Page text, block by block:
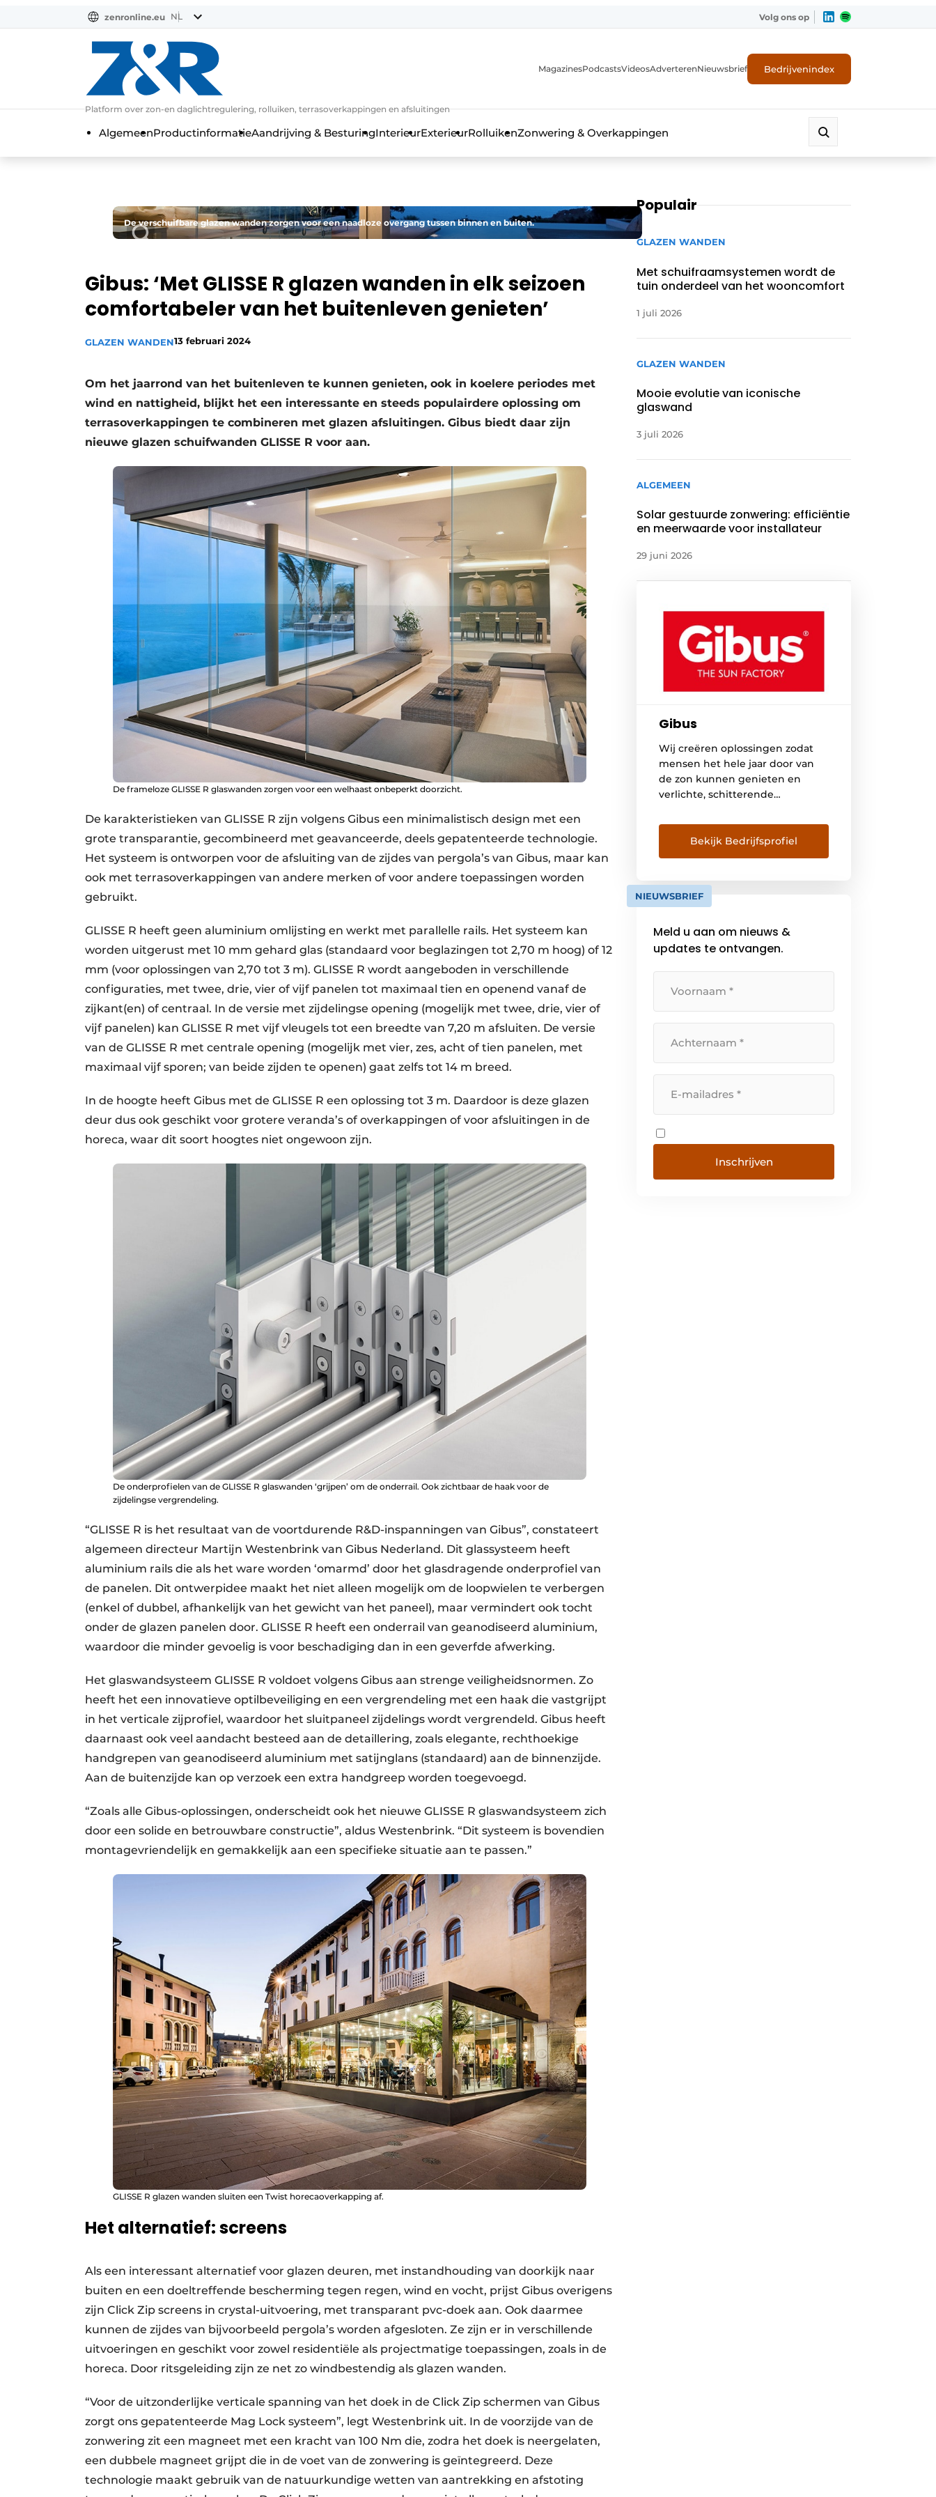
zenronline.eu NL Volg ons op
Platform over zon-en daglichtregulering, rolluiken, terrasoverkappingen en afsluitingen
MagazinesPodcastsVideosAdverterenNieuwsbrief Bedrijvenindex
AlgemeenProductinformatieAandrijving & BesturingInterieurExterieurRolluikenZonwering & Overkappingen
De verschuifbare glazen wanden zorgen voor een naadloze overgang tussen binnen en buiten.
Gibus: ‘Met GLISSE R glazen wanden in elk seizoen
comfortabeler van het buitenleven genieten’
GLAZEN WANDEN13 februari 2024
Om het jaarrond van het buitenleven te kunnen genieten, ook in koelere periodes met
wind en nattigheid, blijkt het een interessante en steeds populairdere oplossing om
terrasoverkappingen te combineren met glazen afsluitingen. Gibus biedt daar zijn
nieuwe glazen schuifwanden GLISSE R voor aan.
De frameloze GLISSE R glaswanden zorgen voor een welhaast onbeperkt doorzicht.
De karakteristieken van GLISSE R zijn volgens Gibus een minimalistisch design met een
grote transparantie, gecombineerd met geavanceerde, deels gepatenteerde technologie.
Het systeem is ontworpen voor de afsluiting van de zijdes van pergola’s van Gibus, maar kan
ook met terrasoverkappingen van andere merken of voor andere toepassingen worden
gebruikt.
GLISSE R heeft geen aluminium omlijsting en werkt met parallelle rails. Het systeem kan
worden uitgerust met 10 mm gehard glas (standaard voor beglazingen tot 2,70 m hoog) of 12
mm (voor oplossingen van 2,70 tot 3 m). GLISSE R wordt aangeboden in verschillende
configuraties, met twee, drie, vier of vijf panelen tot maximaal tien en openend vanaf de
zijkant(en) of centraal. In de versie met zijdelingse opening (mogelijk met twee, drie, vier of
vijf panelen) kan GLISSE R met vijf vleugels tot een breedte van 7,20 m afsluiten. De versie
van de GLISSE R met centrale opening (mogelijk met vier, zes, acht of tien panelen, met
maximaal vijf sporen; van beide zijden te openen) gaat zelfs tot 14 m breed.
In de hoogte heeft Gibus met de GLISSE R een oplossing tot 3 m. Daardoor is deze glazen
deur dus ook geschikt voor grotere veranda’s of overkappingen of voor afsluitingen in de
horeca, waar dit soort hoogtes niet ongewoon zijn.
De onderprofielen van de GLISSE R glaswanden ‘grijpen’ om de onderrail. Ook zichtbaar de haak voor de
zijdelingse vergrendeling.
“GLISSE R is het resultaat van de voortdurende R&D-inspanningen van Gibus”, constateert
algemeen directeur Martijn Westenbrink van Gibus Nederland. Dit glassysteem heeft
aluminium rails die als het ware worden ‘omarmd’ door het glasdragende onderprofiel van
de panelen. Dit ontwerpidee maakt het niet alleen mogelijk om de loopwielen te verbergen
(enkel of dubbel, afhankelijk van het gewicht van het paneel), maar vermindert ook tocht
onder de glazen panelen door. GLISSE R heeft een onderrail van geanodiseerd aluminium,
waardoor die minder gevoelig is voor beschadiging dan in een geverfde afwerking.
Het glaswandsysteem GLISSE R voldoet volgens Gibus aan strenge veiligheidsnormen. Zo
heeft het een innovatieve optilbeveiliging en een vergrendeling met een haak die vastgrijpt
in het verticale zijprofiel, waardoor het sluitpaneel zijdelings wordt vergrendeld. Gibus heeft
daarnaast ook veel aandacht besteed aan de detaillering, zoals elegante, rechthoekige
handgrepen van geanodiseerd aluminium met satijnglans (standaard) aan de binnenzijde.
Aan de buitenzijde kan op verzoek een extra handgreep worden toegevoegd.
“Zoals alle Gibus-oplossingen, onderscheidt ook het nieuwe GLISSE R glaswandsysteem zich
door een solide en betrouwbare constructie”, aldus Westenbrink. “Dit systeem is bovendien
montagevriendelijk en gemakkelijk aan een specifieke situatie aan te passen.”
GLISSE R glazen wanden sluiten een Twist horecaoverkapping af.
Het alternatief: screens
Als een interessant alternatief voor glazen deuren, met instandhouding van doorkijk naar
buiten en een doeltreffende bescherming tegen regen, wind en vocht, prijst Gibus overigens
zijn Click Zip screens in crystal-uitvoering, met transparant pvc-doek aan. Ook daarmee
kunnen de zijdes van bijvoorbeeld pergola’s worden afgesloten. Ze zijn er in verschillende
uitvoeringen en geschikt voor zowel residentiële als projectmatige toepassingen, zoals in de
horeca. Door ritsgeleiding zijn ze net zo windbestendig als glazen wanden.
“Voor de uitzonderlijke verticale spanning van het doek in de Click Zip schermen van Gibus
zorgt ons gepatenteerde Mag Lock systeem”, legt Westenbrink uit. In de voorzijde van de
zonwering zit een magneet met een kracht van 100 Nm die, zodra het doek is neergelaten,
een dubbele magneet grijpt die in de voet van de zonwering is geïntegreerd. Deze
technologie maakt gebruik van de natuurkundige wetten van aantrekking en afstoting
Populair
GLAZEN WANDEN
Met schuifraamsystemen wordt de
tuin onderdeel van het wooncomfort
1 juli 2026
GLAZEN WANDEN
Mooie evolutie van iconische
glaswand
3 juli 2026
ALGEMEEN
Solar gestuurde zonwering: efficiëntie
en meerwaarde voor installateur
29 juni 2026
Gibus
Wij creëren oplossingen zodat
mensen het hele jaar door van
de zon kunnen genieten en
verlichte, schitterende
de buitenlucht. Met
enthousiasme ontwerpen en
creëren wij zonweringen en
glazen deuren, verlichtings- en
geluidssystemen en
brengen het “Made in Italy” naar
de wereld, samen met
Bekijk Bedrijfsprofiel
NIEUWSBRIEF
Meld u aan om nieuws &
updates te ontvangen.
Inschrijven